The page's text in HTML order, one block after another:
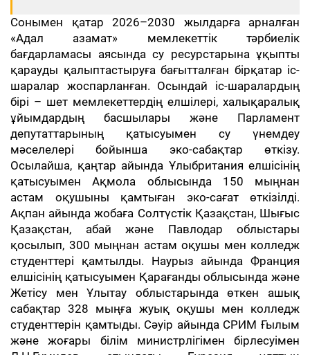
Сонымен қатар 2026–2030 жылдарға арналған
«Адал азамат» мемлекеттік тәрбиелік
бағдарламасы аясында су ресурстарына ұқыпты
қарауды қалыптастыруға бағытталған бірқатар іс-
шаралар жоспарланған. Осындай іс-шаралардың
бірі – шет мемлекеттердің елшілері, халықаралық
ұйымдардың басшылары және Парламент
депутаттарының қатысуымен су үнемдеу
мәселелері бойынша эко-сабақтар өткізу.
Осылайша, қаңтар айында Ұлыбритания елшісінің
қатысуымен Ақмола облысында 150 мыңнан
астам оқушыны қамтыған эко-сағат өткізілді.
Ақпан айында жобаға Солтүстік Қазақстан, Шығыс
Қазақстан, абай және Павлодар облыстары
қосылып, 300 мыңнан астам оқушы мен колледж
студенттері қамтылды. Наурыз айында Франция
елшісінің қатысуымен Қарағанды облысында және
Жетісу мен Ұлытау облыстарында өткен ашық
сабақтар 328 мыңға жуық оқушы мен колледж
студенттерін қамтыды. Сәуір айында СРИМ Ғылым
және жоғары білім министрлігімен бірлесуімен